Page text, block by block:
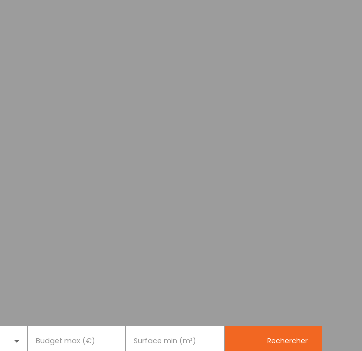
Budget max (€) Surface min (m²) Rechercher